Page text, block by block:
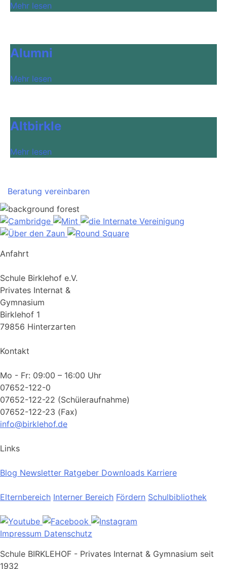
Mehr lesen
Alumni
Mehr lesen
Altbirkle
Mehr lesen
Beratung vereinbaren
Anfahrt
Schule Birklehof e.V.
Privates Internat &
Gymnasium
Birklehof 1
79856 Hinterzarten
Kontakt
Mo - Fr: 09:00 – 16:00 Uhr
07652-122-0
07652-122-22 (Schüleraufnahme)
07652-122-23 (Fax)
info@birklehof.de
Links
Blog Newsletter Ratgeber Downloads Karriere
Elternbereich Interner Bereich Fördern Schulbibliothek
Impressum Datenschutz
Schule BIRKLEHOF - Privates Internat & Gymnasium seit
1932